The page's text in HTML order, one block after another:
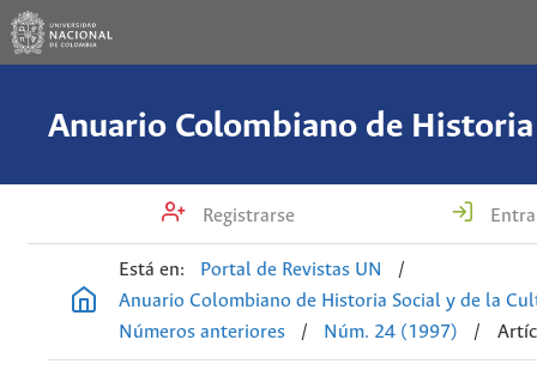
Registrarse
Está en: Portal de Revistas UN
/
Anuario Colombiano de Historia Social y de la
Números anteriores
/ Núm. 24 (1997) /